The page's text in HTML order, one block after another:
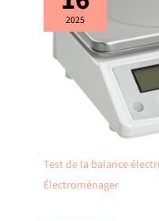
2025
Test de la balance
Électroménager